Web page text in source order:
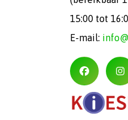
15:00 tot
E-mail: